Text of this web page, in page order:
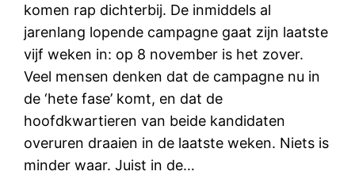
komen rap dichterbij. De inmiddels al
jarenlang lopende campagne gaat zijn laatste
vijf weken in: op 8 november is het zover.
Veel mensen denken dat de campagne nu in
de ‘hete fase’ komt, en dat de
hoofdkwartieren van beide kandidaten
overuren draaien in de laatste weken. Niets is
minder waar. Juist in de…